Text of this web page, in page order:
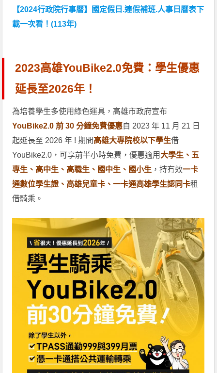
【2024行政院行事曆】國定假日.連假補班.人事日曆表下
載一次看！(113年)
2023高雄YouBike2.0免費：學生優惠
延長至2026年！
為培養學生多使用綠色運具，高雄市政府宣布
YouBike2.0 前 30 分鐘免費優惠自 2023 年 11 月 21 日
起延長至 2026 年 ! 期間高雄大專院校以下學生借
YouBike2.0，可享前半小時免費，優惠適用 大學生、五
專生、高中生、高職生、國中生、國小生 ，持有效一卡
通數位學生證、高雄兒童卡、一卡通高雄學生認同卡租
借騎乘。